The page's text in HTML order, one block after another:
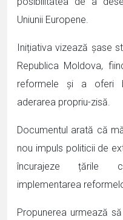
Uniunii Europene.
Inițiativa vizează șase
Republica Moldova,
reformele și a oferi
aderarea propriu-zisă.
Documentul arată că
nou impuls politicii de
încurajeze țările
implementarea
Propunerea urmează